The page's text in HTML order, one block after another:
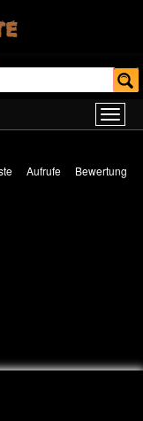
Aufrufe Bewertung